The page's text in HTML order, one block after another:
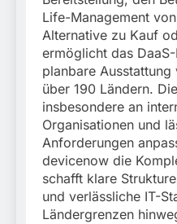
Life-Management
Alternative zu Kauf
ermöglicht das
planbare
über 190 Ländern.
insbesondere an
Organisationen und
Anforderungen
devicenow die
schafft klare
und verlässliche IT-
Ländergrenzen